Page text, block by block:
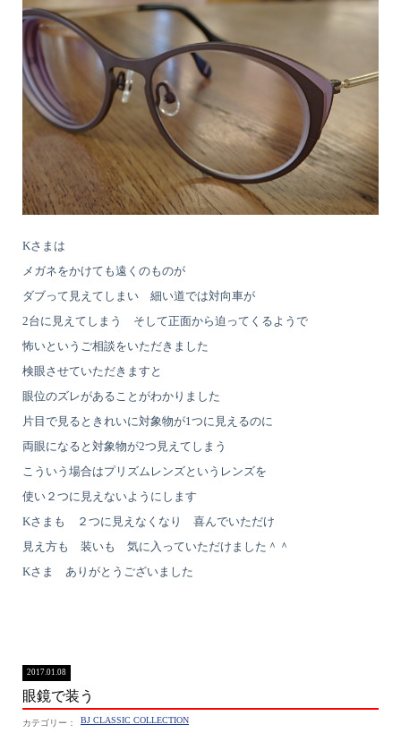
Kさまは
メガネをかけても遠くのものが
ダブって見えてしまい 細い道では対向車が
2台に見えてしまう そして正面から迫ってくるようで
怖いというご相談をいただきました
検眼させていただきますと
眼位のズレがあることがわかりました
片目で見るときれいに対象物が1つに見えるのに
両眼になると対象物が2つ見えてしまう
こういう場合はプリズムレンズというレンズを
使い２つに見えないようにします
Kさまも ２つに見えなくなり 喜んでいただけ
見え方も 装いも 気に入っていただけました＾＾
Kさま ありがとうございました
眼鏡で装う
2017.01.08
BJ CLASSIC COLLECTION